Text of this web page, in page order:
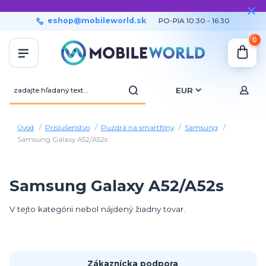
EUR
eshop@mobileworld.sk PO-PIA 10:30 - 16:30
0
Úvod Príslušenstvo Puzdrá na smartfóny
Samsung
Samsung Galaxy A52/A52s
Samsung Galaxy A52/A52s
V tejto kategórii nebol nájdený žiadny tovar.
Zákaznícka podpora